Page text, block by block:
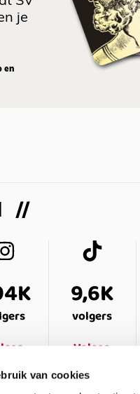
van cookies
je
en
9,6K
volgers
Volgen